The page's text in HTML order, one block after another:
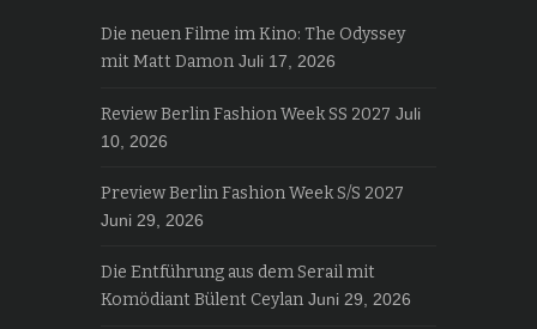
Die neuen Filme im Kino: The Odyssey
mit Matt Damon Juli 17, 2026
Review Berlin Fashion Week SS 2027 Juli
10, 2026
Preview Berlin Fashion Week S/S 2027
Juni 29, 2026
Die Entführung aus dem Serail mit
Komödiant Bülent Ceylan Juni 29, 2026